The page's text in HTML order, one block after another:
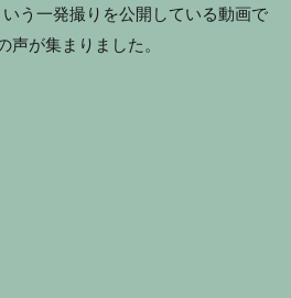
いう一発撮りを公開している動画で
声が集まりました。